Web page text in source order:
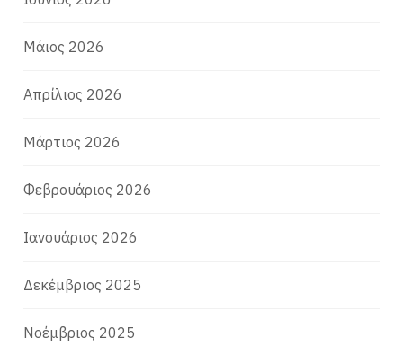
Μάιος 2026
Απρίλιος 2026
Μάρτιος 2026
Φεβρουάριος 2026
Ιανουάριος 2026
Δεκέμβριος 2025
Νοέμβριος 2025